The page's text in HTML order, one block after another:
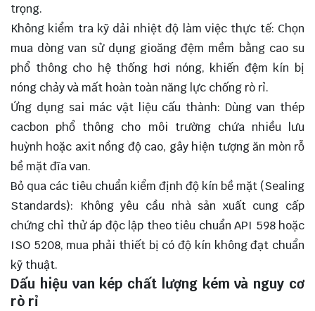
trọng.
Không kiểm tra kỹ dải nhiệt độ làm việc thực tế: Chọn
mua dòng van sử dụng gioăng đệm mềm bằng cao su
phổ thông cho hệ thống hơi nóng, khiến đệm kín bị
nóng chảy và mất hoàn toàn năng lực chống rò rỉ.
Ứng dụng sai mác vật liệu cấu thành: Dùng van thép
cacbon phổ thông cho môi trường chứa nhiều lưu
huỳnh hoặc axit nồng độ cao, gây hiện tượng ăn mòn rỗ
bề mặt đĩa van.
Bỏ qua các tiêu chuẩn kiểm định độ kín bề mặt (Sealing
Standards): Không yêu cầu nhà sản xuất cung cấp
chứng chỉ thử áp độc lập theo tiêu chuẩn API 598 hoặc
ISO 5208, mua phải thiết bị có độ kín không đạt chuẩn
kỹ thuật.
Dấu hiệu van kép chất lượng kém và nguy cơ
rò rỉ